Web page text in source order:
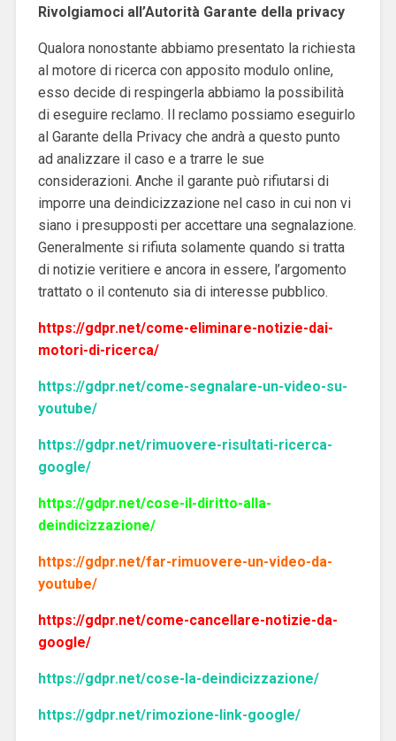
Rivolgiamoci all’Autorità Garante della privacy
Qualora nonostante abbiamo presentato la richiesta
al motore di ricerca con apposito modulo online,
esso decide di respingerla abbiamo la possibilità
di eseguire reclamo. Il reclamo possiamo eseguirlo
al Garante della Privacy che andrà a questo punto
ad analizzare il caso e a trarre le sue
considerazioni. Anche il garante può rifiutarsi di
imporre una deindicizzazione nel caso in cui non vi
siano i presupposti per accettare una segnalazione.
Generalmente si rifiuta solamente quando si tratta
di notizie veritiere e ancora in essere, l’argomento
trattato o il contenuto sia di interesse pubblico.
https://gdpr.net/come-eliminare-notizie-dai-
motori-di-ricerca/
https://gdpr.net/come-segnalare-un-video-su-
youtube/
https://gdpr.net/rimuovere-risultati-ricerca-
google/
https://gdpr.net/cose-il-diritto-alla-
deindicizzazione/
https://gdpr.net/far-rimuovere-un-video-da-
youtube/
https://gdpr.net/come-cancellare-notizie-da-
google/
https://gdpr.net/cose-la-deindicizzazione/
https://gdpr.net/rimozione-link-google/